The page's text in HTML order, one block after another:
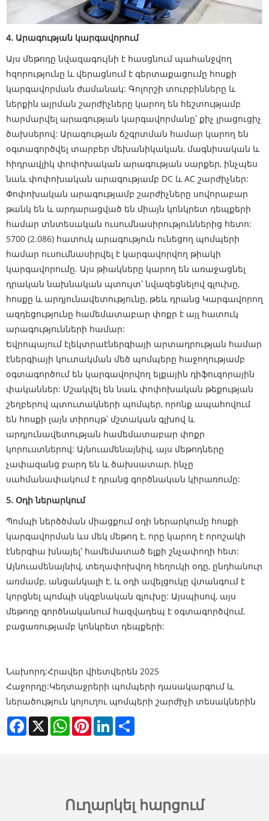
4. Արագության կարգավորում
Այս մեթոդը նվազագույնի է հասցնում պահանջվող
հզորությունը և վերացնում է գերտաքացումը հոսքի
կարգավորման ժամանակ: Գոլորշի տուրբինները և
ներքին այրման շարժիչները կարող են հեշտությամբ
հարմարվել արագության կարգավորմանը՝ քիչ լրացուցիչ
ծախսերով: Արագության ճշգրտման համար կարող են
օգտագործվել տարբեր մեխանիկական, մագնիսական և
հիդրավլիկ փոփոխական արագության սարքեր, ինչպես
նաև փոփոխական արագությամբ DC և AC շարժիչներ:
Փոփոխական արագությամբ շարժիչները սովորաբար
թանկ են և արդարացված են միայն կոնկրետ դեպքերի
համար տնտեսական ուսումնասիրություններից հետո:
5700 (2.086) հատուկ արագություն ունեցող պոմպերի
համար ուսումնասիրվել է կարգավորվող թիակի
կարգավորումը. Այս թիակները կարող են առաջացնել
դրական նախնական պտույտ՝ նվազեցնելով գլուխը,
հոսքը և արդյունավետությունը, թեև դրանց Կարգավորող
ազդեցությունը համեմատաբար փոքր է այլ հատուկ
արագությունների համար:
Եվրոպայում էլեկտրաէներգիայի արտադրության համար
էներգիայի կուտակման մեծ պոմպերը հաջողությամբ
օգտագործում են կարգավորվող ելքային դիֆուզորային
փականներ: Մշակվել են նաև փոփոխական թեքության
շեղբերով պտուտակների պոմպեր, որոնք ապահովում
են հոսքի լայն տիրույթ՝ մշտական ​​գլխով և
արդյունավետության համեմատաբար փոքր
կորուստներով: Այնուամենայնիվ, այս մեթոդները
չափազանց բարդ են և ծախսատար, ինչը
սահմանափակում է դրանց գործնական կիրառումը:
5. Օդի ներարկում
Պոմպի ներծծման միացքում օդի ներարկումը հոսքի
կարգավորման ևս մեկ մեթոդ է, որը կարող է որոշակի
էներգիա խնայել՝ համեմատած ելքի շնչափողի հետ:
Այնուամենայնիվ, տեղափոխվող հեղուկի օդը, ընդհանուր
առմամբ, անցանկալի է, և օդի ավելցուկը վտանգում է
կորցնել պոմպի սկզբնական գլուխը: Այսպիսով, այս
մեթոդը գործնականում հազվադեպ է օգտագործվում,
բացառությամբ կոնկրետ դեպքերի:
Նախորդ:Հրավեր վիետվերեն 2025
Հաջորդը:Կեղտաջրերի պոմպերի դասակարգում և
ներածություն կոյուղու պոմպերի շարժիչի տեսակներին
Facebook
X WhatsAppPinterestLinkedIn
Ուղարկել հարցում